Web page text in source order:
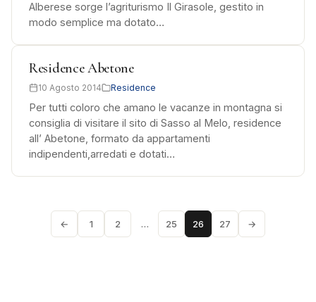
Alberese sorge l’agriturismo Il Girasole, gestito in
modo semplice ma dotato…
Residence Abetone
10 Agosto 2014 Residence
Per tutti coloro che amano le vacanze in montagna si
consiglia di visitare il sito di Sasso al Melo, residence
all’ Abetone, formato da appartamenti
indipendenti,arredati e dotati…
← 1 2 … 25 26 27 →